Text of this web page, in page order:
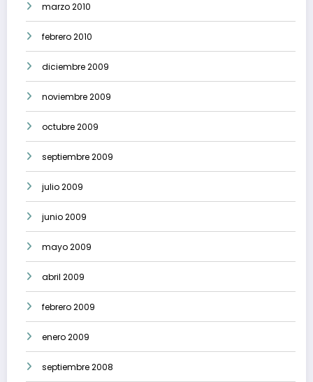
marzo 2010
febrero 2010
diciembre 2009
noviembre 2009
octubre 2009
septiembre 2009
julio 2009
junio 2009
mayo 2009
abril 2009
febrero 2009
enero 2009
septiembre 2008